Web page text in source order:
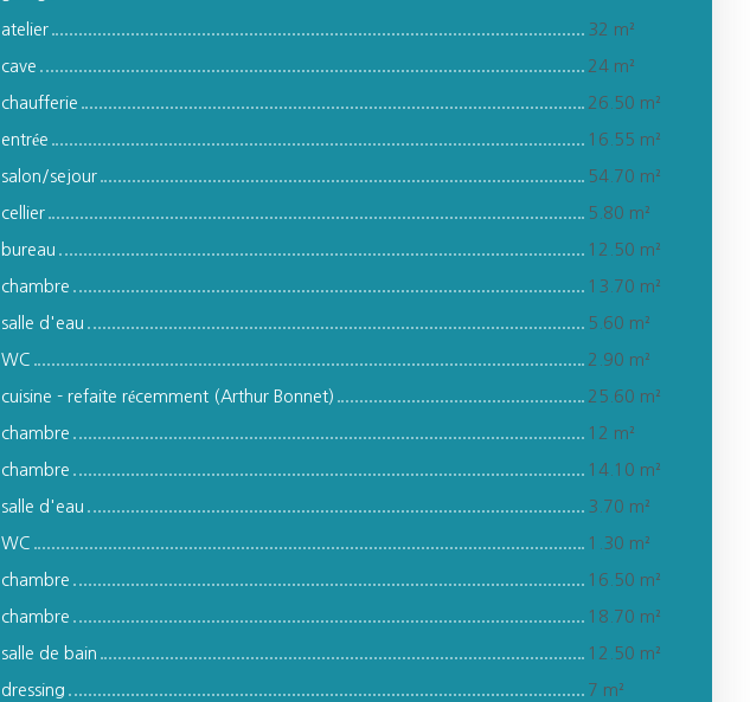
atelier 32 m²
cave 24 m²
chaufferie 26.50 m²
entrée 16.55 m²
salon/sejour 54.70 m²
cellier 5.80 m²
bureau 12.50 m²
chambre 13.70 m²
salle d'eau 5.60 m²
WC 2.90 m²
cuisine - refaite récemment (Arthur Bonnet) 25.60 m²
chambre 12 m²
chambre 14.10 m²
salle d'eau 3.70 m²
WC 1.30 m²
chambre 16.50 m²
chambre 18.70 m²
salle de bain 12.50 m²
dressing 7 m²